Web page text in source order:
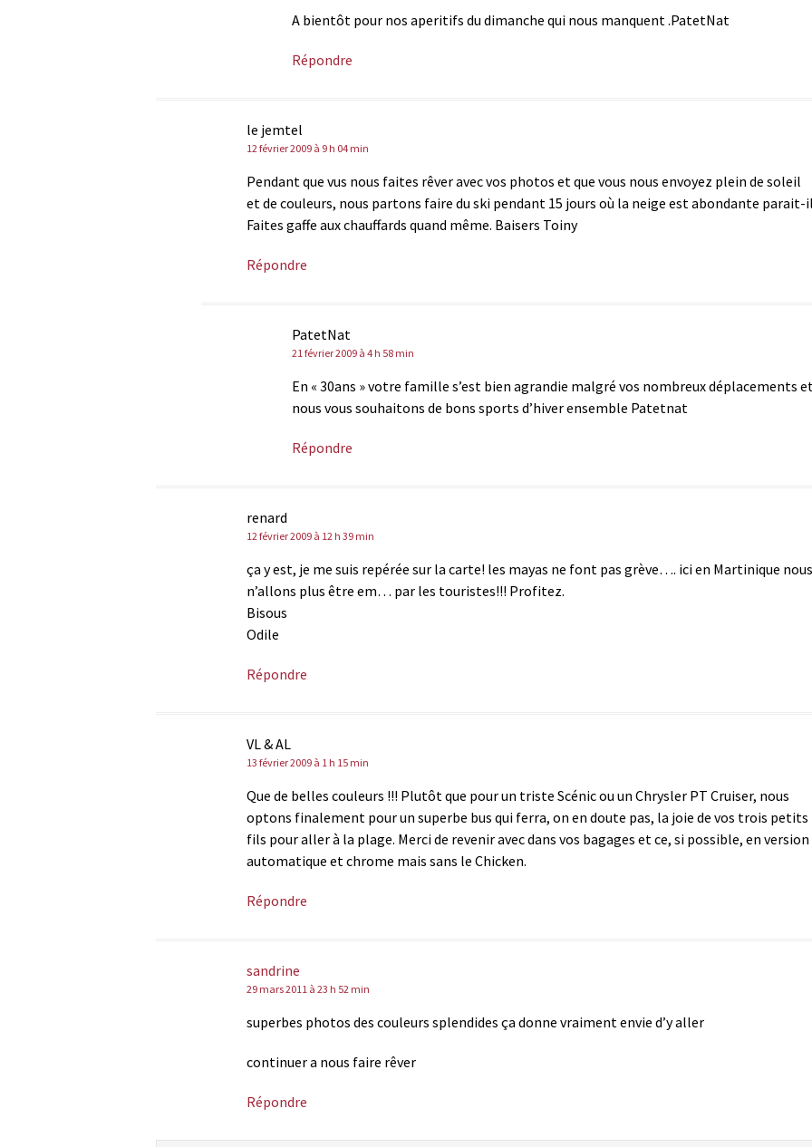
A bientôt pour nos aperitifs du dimanche qui nous manquent .PatetNat
Répondre
le jemtel
12 février 2009 à 9 h 04 min
Pendant que vus nous faites rêver avec vos photos et que vous nous envoyez plein de soleil
et de couleurs, nous partons faire du ski pendant 15 jours où la neige est abondante parait-
Faites gaffe aux chauffards quand même. Baisers Toiny
Répondre
PatetNat
21 février 2009 à 4 h 58 min
En « 30ans » votre famille s’est bien agrandie malgré vos nombreux déplacements
nous vous souhaitons de bons sports d’hiver ensemble Patetnat
Répondre
renard
12 février 2009 à 12 h 39 min
ça y est, je me suis repérée sur la carte! les mayas ne font pas grève…. ici en Martinique nous
n’allons plus être em… par les touristes!!! Profitez.
Bisous
Odile
Répondre
VL & AL
13 février 2009 à 1 h 15 min
Que de belles couleurs !!! Plutôt que pour un triste Scénic ou un Chrysler PT Cruiser, nous
optons finalement pour un superbe bus qui ferra, on en doute pas, la joie de vos trois petits
fils pour aller à la plage. Merci de revenir avec dans vos bagages et ce, si possible, en version
automatique et chrome mais sans le Chicken.
Répondre
sandrine
29 mars 2011 à 23 h 52 min
superbes photos des couleurs splendides ça donne vraiment envie d’y aller
continuer a nous faire rêver
Répondre